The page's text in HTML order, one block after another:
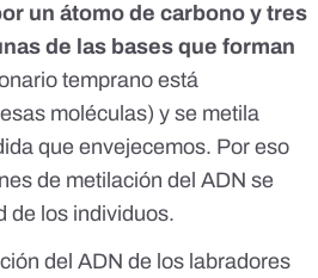
un átomo de carbono y tres
de las bases que forman
temprano está
moléculas) y se metila
que envejecemos. Por eso
de metilación del ADN se
de los individuos.
del ADN de los labradores